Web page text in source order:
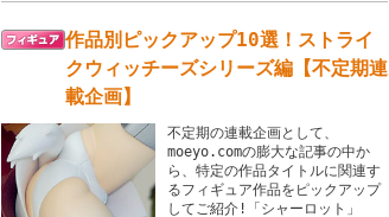
作品別ピックアップ10選！ストライ
クウィッチーズシリーズ編【不定期連
載企画】
不定期の連載企画として、
moeyo.comの膨大な記事の中か
ら、特定の作品タイトルに関連す
るフィギュア作品をピックアップ
してご紹介!「シャーロット」